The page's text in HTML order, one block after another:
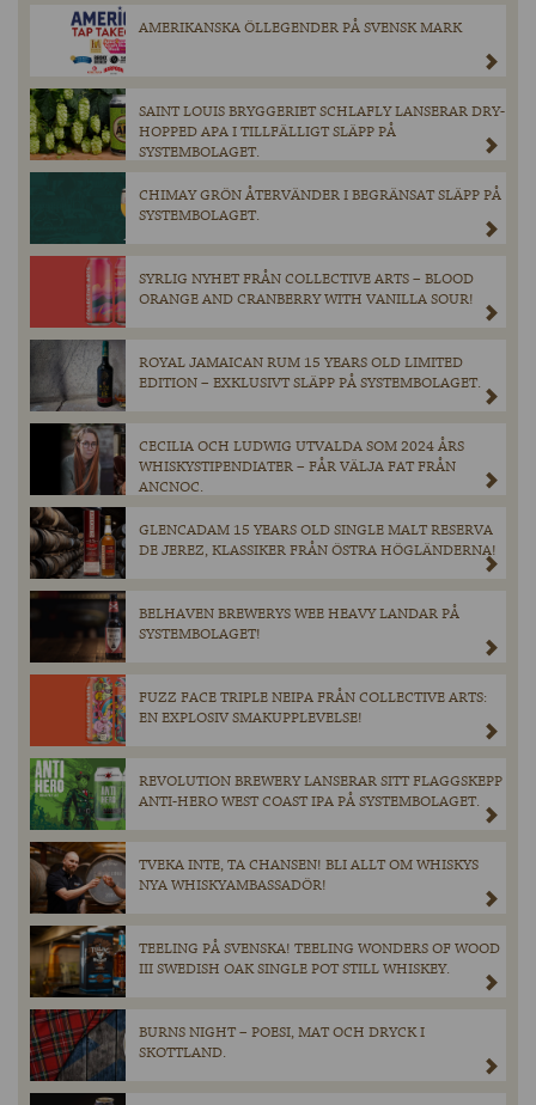
AMERIKANSKA ÖLLEGENDER PÅ SVENSK MARK
SAINT LOUIS BRYGGERIET SCHLAFLY LANSERAR DRY-
HOPPED APA I TILLFÄLLIGT SLÄPP PÅ
SYSTEMBOLAGET.
CHIMAY GRÖN ÅTERVÄNDER I BEGRÄNSAT SLÄPP PÅ
SYSTEMBOLAGET.
SYRLIG NYHET FRÅN COLLECTIVE ARTS – BLOOD
ORANGE AND CRANBERRY WITH VANILLA SOUR!
ROYAL JAMAICAN RUM 15 YEARS OLD LIMITED
EDITION – EXKLUSIVT SLÄPP PÅ SYSTEMBOLAGET.
CECILIA OCH LUDWIG UTVALDA SOM 2024 ÅRS
WHISKYSTIPENDIATER – FÅR VÄLJA FAT FRÅN
ANCNOC.
GLENCADAM 15 YEARS OLD SINGLE MALT RESERVA
DE JEREZ, KLASSIKER FRÅN ÖSTRA HÖGLÄNDERNA!
BELHAVEN BREWERYS WEE HEAVY LANDAR PÅ
SYSTEMBOLAGET!
FUZZ FACE TRIPLE NEIPA FRÅN COLLECTIVE ARTS:
EN EXPLOSIV SMAKUPPLEVELSE!
REVOLUTION BREWERY LANSERAR SITT FLAGGSKEPP
ANTI-HERO WEST COAST IPA PÅ SYSTEMBOLAGET.
TVEKA INTE, TA CHANSEN! BLI ALLT OM WHISKYS
NYA WHISKYAMBASSADÖR!
TEELING PÅ SVENSKA! TEELING WONDERS OF WOOD
III SWEDISH OAK SINGLE POT STILL WHISKEY.
BURNS NIGHT – POESI, MAT OCH DRYCK I
SKOTTLAND.